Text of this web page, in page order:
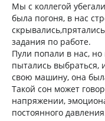
Мы с коллегой
была погоня, в нас
задания по работе.
Пули попали в нас,
пытались выбраться,
свою машину, она
Такой сон может
напряжении,
постоянного